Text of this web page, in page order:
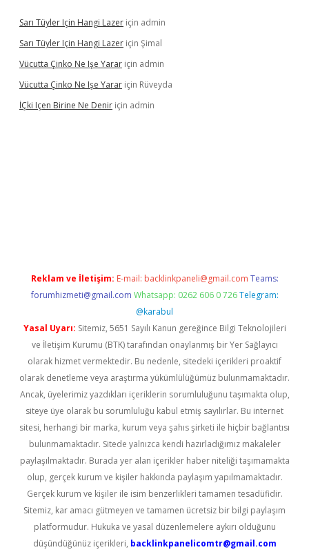
Sarı Tüyler Için Hangi Lazer için admin
Sarı Tüyler Için Hangi Lazer için Şimal
Vücutta Çinko Ne Işe Yarar için admin
Vücutta Çinko Ne Işe Yarar için Rüveyda
İÇki Içen Birine Ne Denir için admin
Reklam ve İletişim: E-mail: backlinkpaneli@gmail.com Teams:
forumhizmeti@gmail.com Whatsapp: 0262 606 0 726 Telegram:
@karabul
Yasal Uyarı: Sitemiz, 5651 Sayılı Kanun gereğince Bilgi Teknolojileri
ve İletişim Kurumu (BTK) tarafından onaylanmış bir Yer Sağlayıcı
olarak hizmet vermektedir. Bu nedenle, sitedeki içerikleri proaktif
olarak denetleme veya araştırma yükümlülüğümüz bulunmamaktadır.
Ancak, üyelerimiz yazdıkları içeriklerin sorumluluğunu taşımakta olup,
siteye üye olarak bu sorumluluğu kabul etmiş sayılırlar. Bu internet
sitesi, herhangi bir marka, kurum veya şahıs şirketi ile hiçbir bağlantısı
bulunmamaktadır. Sitede yalnızca kendi hazırladığımız makaleler
paylaşılmaktadır. Burada yer alan içerikler haber niteliği taşımamakta
olup, gerçek kurum ve kişiler hakkında paylaşım yapılmamaktadır.
Gerçek kurum ve kişiler ile isim benzerlikleri tamamen tesadüfidir.
Sitemiz, kar amacı gütmeyen ve tamamen ücretsiz bir bilgi paylaşım
platformudur. Hukuka ve yasal düzenlemelere aykırı olduğunu
düşündüğünüz içerikleri, backlinkpanelicomtr@gmail.com